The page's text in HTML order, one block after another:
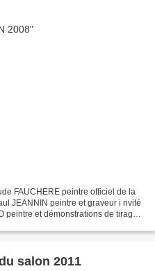
FAUCHERE peintre officiel de la
JEANNIN peintre et graveur i nvité
peintre et démonstrations de tirage
salon 2011